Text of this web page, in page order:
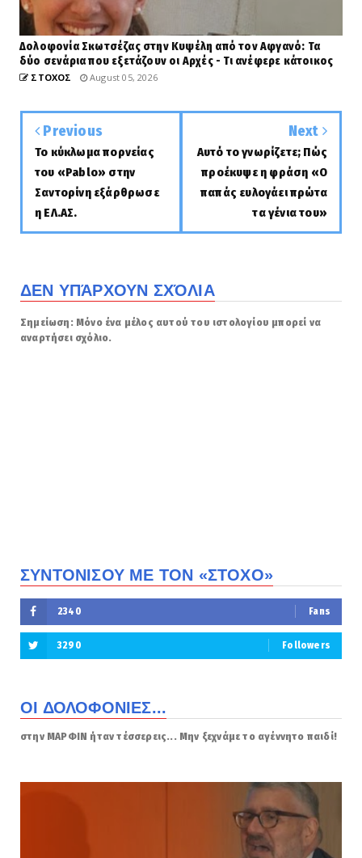
Δολοφονία Σκωτσέζας στην Κυψέλη από τον Αφγανό: Τα
δύο σενάρια που εξετάζουν οι Αρχές - Τι ανέφερε κάτοικος
ΣΤΟΧΟΣ August 05, 2026
Previous
Το κύκλωμα πορνείας
του «Pablo» στην
Σαντορίνη εξάρθρωσε
η ΕΛ.ΑΣ.
Next
Αυτό το γνωρίζετε; Πώς
προέκυψε η φράση «Ο
παπάς ευλογάει πρώτα
τα γένια του»
ΔΕΝ ΥΠΆΡΧΟΥΝ ΣΧΌΛΙΑ
Σημείωση: Μόνο ένα μέλος αυτού του ιστολογίου μπορεί να
αναρτήσει σχόλιο.
ΣΥΝΤΟΝΙΣΟΥ ΜΕ ΤΟΝ «ΣΤΟΧΟ»
2340 Fans
3290 Followers
ΟΙ ΔΟΛΟΦΟΝΙΕΣ...
στην ΜΑΡΦΙΝ ήταν τέσσερεις... Μην ξεχνάμε το αγέννητο παιδί!